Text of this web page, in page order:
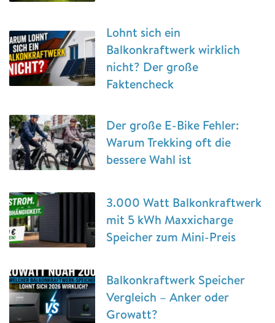
Lohnt sich ein
Balkonkraftwerk wirklich
nicht? Der große
Faktencheck
Der große E-Bike Fehler:
Warum Trekking oft die
bessere Wahl ist
3.000 Watt Balkonkraftwerk
mit 5 kWh Maxxicharge
Speicher zum Mini-Preis
Balkonkraftwerk Speicher
Vergleich – Anker oder
Growatt?